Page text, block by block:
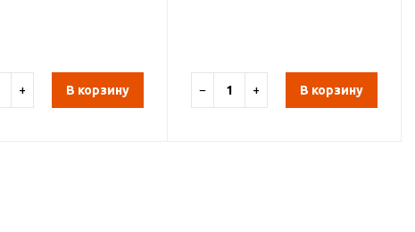
+ В корзину − + В корзину